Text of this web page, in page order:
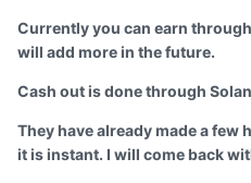
Currently you can earn
will add more in the future.
Cash out is done through
They have already made a few
it is instant. I will come back